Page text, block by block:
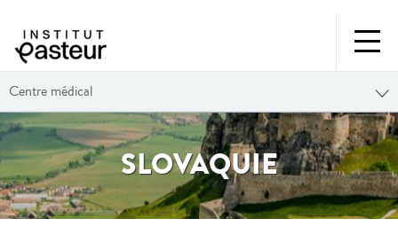
Centre médical
SLOVAQUIE